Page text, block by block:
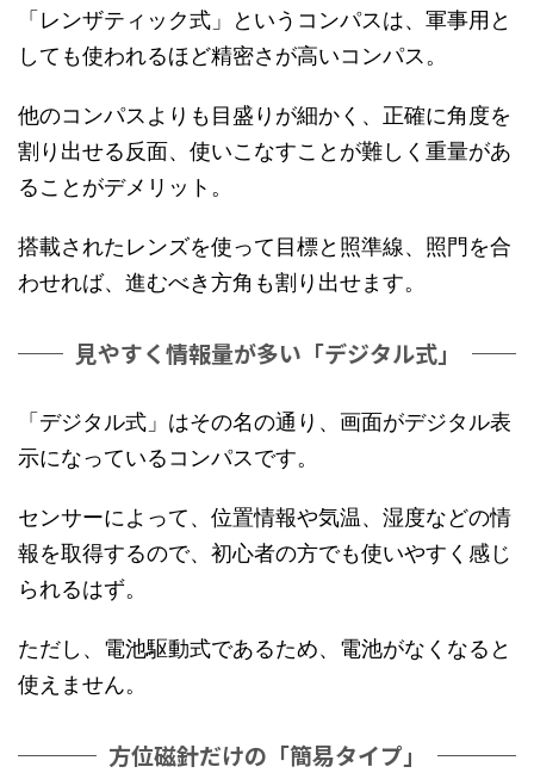
「レンザティック式」というコンパスは、軍事用と
しても使われるほど精密さが高いコンパス。
他のコンパスよりも目盛りが細かく、正確に角度を
割り出せる反面、使いこなすことが難しく重量があ
ることがデメリット。
搭載されたレンズを使って目標と照準線、照門を合
わせれば、進むべき方角も割り出せます。
見やすく情報量が多い「デジタル式」
「デジタル式」はその名の通り、画面がデジタル表
示になっているコンパスです。
センサーによって、位置情報や気温、湿度などの情
報を取得するので、初心者の方でも使いやすく感じ
られるはず。
ただし、電池駆動式であるため、電池がなくなると
使えません。
方位磁針だけの「簡易タイプ」